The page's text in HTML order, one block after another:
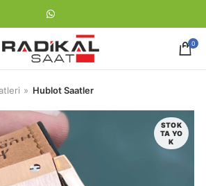
0
Hublot Saatler
STOK
TA YO
K